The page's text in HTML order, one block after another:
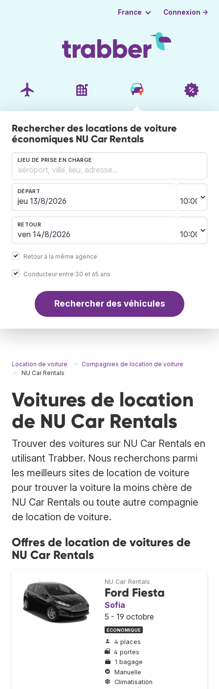
France Connexion →
Rechercher des locations de voiture
économiques NU Car Rentals
LIEU DE PRISE EN CHARGE
DÉPART
RETOUR
Retour à la même agence
Conducteur entre 30 et 65 ans
Rechercher des véhicules
Location de voiture
Compagnies de location de voiture
NU Car Rentals
Voitures de location
de NU Car Rentals
Trouver des voitures sur NU Car Rentals en
utilisant Trabber. Nous recherchons parmi
les meilleurs sites de location de voiture
pour trouver la voiture la moins chère de
NU Car Rentals ou toute autre compagnie
de location de voiture.
Offres de location de voitures de
NU Car Rentals
NU Car Rentals
Ford Fiesta
Sofia
5 - 19 octobre
ÉCONOMIQUE
4 places
4 portes
1 bagage
Manuelle
Climatisation